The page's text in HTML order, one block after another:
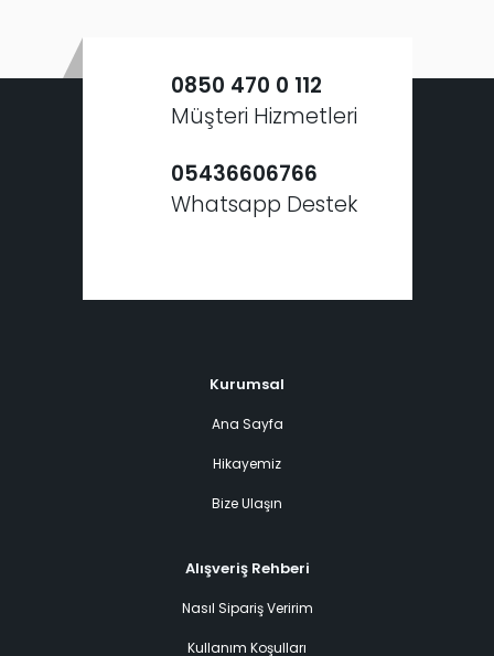
0850 470 0 112
Müşteri Hizmetleri
05436606766
Whatsapp Destek
Kurumsal
Ana Sayfa
Hikayemiz
Bize Ulaşın
Alışveriş Rehberi
Nasıl Sipariş Veririm
Kullanım Koşulları